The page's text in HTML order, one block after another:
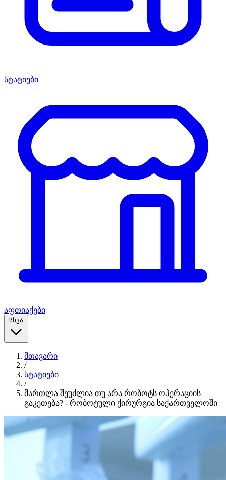
სტატიები
აფთიაქები
სხვა
მთავარი
/
სტატიები
/
მართლა შეუძლია თუ არა რობოტს ოპერაციის
გაკეთება? - რობოტული ქირურგია საქართველოში